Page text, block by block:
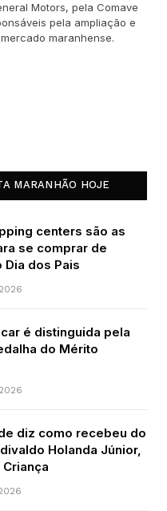
Motors, pela Comave
pela ampliação e
maranhense.
MARANHÃO HOJE
centers são as
se comprar de
dos Pais
é distinguida pela
do Mérito
diz como recebeu do
Holanda Júnior,